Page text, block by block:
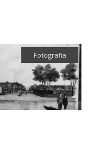
Fotografía